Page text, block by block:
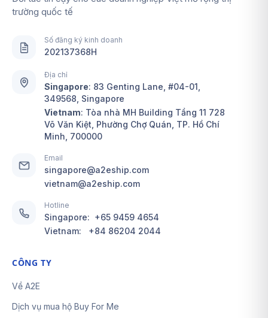
trường quốc tế
Số đăng ký kinh doanh
202137368H
Địa chỉ
Singapore: 83 Genting Lane, #04-01,
349568, Singapore
Vietnam: Tòa nhà MH Building Tầng 11 728
Võ Văn Kiệt, Phường Chợ Quán, TP. Hồ Chí
Minh, 700000
Email
singapore@a2eship.com
vietnam@a2eship.com
Hotline
Singapore: +65 9459 4654
Vietnam: +84 86204 2044
CÔNG TY
Về A2E
Dịch vụ mua hộ Buy For Me